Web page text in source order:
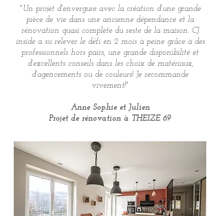
"Un projet d'envergure avec la création d'une grande
pièce de vie dans une ancienne dépendance et la
rénovation quasi complète du reste de la maison. CJ
inside a su relever le défi en 2 mois à peine grâce à des
professionnels hors pairs, une grande disponibilité et
d'excellents conseils dans les choix de matériaux,
d'agencements ou de couleurs! Je recommande
vivement!"
Anne Sophie et Julien
Projet de rénovation à THEIZE 69